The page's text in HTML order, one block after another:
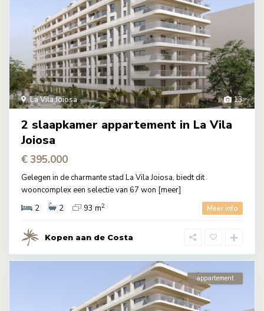
13
La Vila Joiosa
2 slaapkamer appartement in La Vila
Joiosa
€ 395.000
Gelegen in de charmante stad La Vila Joiosa, biedt dit
wooncomplex een selectie van 67 won [meer]
2
2 93 m2 Meer info
Kopen aan de Costa
appartement